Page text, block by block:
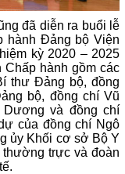
đã diễn ra buổi lễ
hành Đảng bộ Viện
kỳ 2020 – 2025
hành gồm các
thư Đảng bộ, đồng
bộ, đồng chí Vũ
Dương và đồng chí
của đồng chí Ngô
ủy Khối cơ sở Bộ Y
trực và đoàn